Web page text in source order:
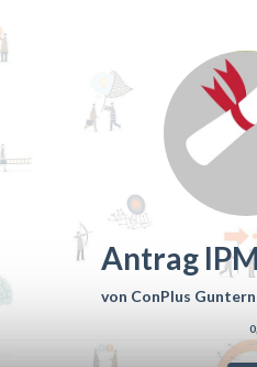
Antrag
von ConPlus